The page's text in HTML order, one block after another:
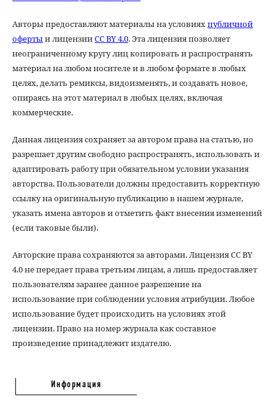
Авторы предоставляют материалы на условияхпубличной
офертыи лицензииCC BY 4.0. Эта лицензия позволяет
неограниченному кругу лиц копировать и распространять
материал на любом носителе и в любом формате в любых
целях, делать ремиксы, видоизменять, и создавать новое,
опираясь на этот материал в любых целях, включая
коммерческие.
Данная лицензия сохраняет за автором права на статью, но
разрешает другим свободно распространять, использовать и
адаптировать работу при обязательном условии указания
авторства. Пользователи должны предоставить корректную
ссылку на оригинальную публикацию в нашем журнале,
указать имена авторов и отметить факт внесения изменений
(если таковые были).
Авторские права сохраняются за авторами. Лицензия CC BY
4.0 не передает права третьим лицам, а лишь предоставляет
пользователям заранее данное разрешение на
использование при соблюдении условия атрибуции. Любое
использование будет происходить на условиях этой
лицензии. Право на номер журнала как составное
произведение принадлежит издателю.
Информация